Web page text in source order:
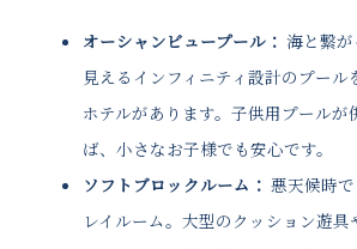
オーシャンビュープール： 海と繋
見えるインフィニティ設計のプール
ホテルがあります。子供用プールが
ば、小さなお子様でも安心です。
ソフトブロックルーム： 悪天候時
レイルーム。大型のクッション遊具